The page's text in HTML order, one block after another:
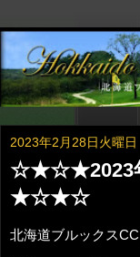
2023年2月28日火曜日
☆★☆★2023年
★☆★☆
北海道ブルックス